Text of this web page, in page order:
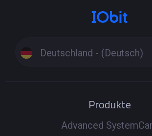
Deutschland - (Deutsch)
Produkte
Advanced